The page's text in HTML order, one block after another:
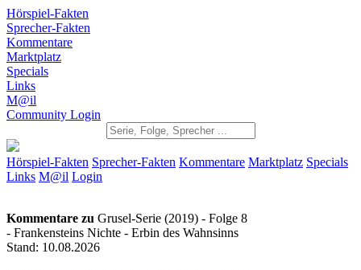
Hörspiel-Fakten
Sprecher-Fakten
Kommentare
Marktplatz
Specials
Links
M@il
Community Login
Hörspiel-Fakten Sprecher-Fakten Kommentare Marktplatz Specials
Links M@il Login
Kommentare zu Grusel-Serie (2019) - Folge 8
- Frankensteins Nichte - Erbin des Wahnsinns
Stand: 10.08.2026